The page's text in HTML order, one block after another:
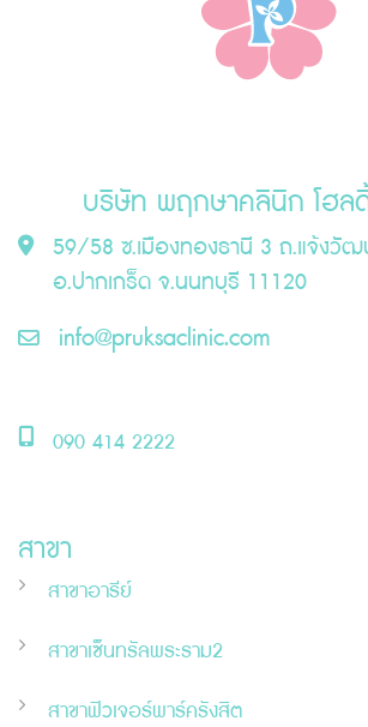
บริษัท พฤกษาคลินิก โฮล
59/58 ซ.เมืองทองธานี 3 ถ.แจ้งวัฒ
อ.ปากเกร็ด จ.นนทบุรี 11120
info@pruksaclinic.com
090 414 2222
สาขา
สาขาอารีย์
สาขาเซ็นทรัลพระราม2
สาขาฟิวเจอร์พาร์ครังสิต